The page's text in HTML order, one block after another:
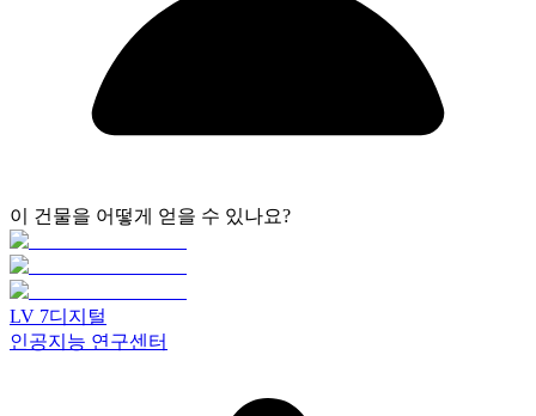
이 건물을 어떻게 얻을 수 있나요?
LV 7디지털
인공지능 연구센터